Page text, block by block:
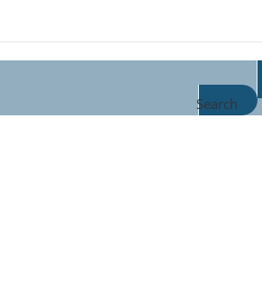
Search